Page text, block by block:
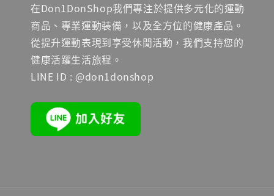
在Don1DonShop我們專注於提供多元化的運動
商品、專業運動裝備，以及全方位的健康產品。
從提升運動表現到享受休閒活動，我們支持您的
健康活躍生活旅程。
LINE ID : @don1donshop